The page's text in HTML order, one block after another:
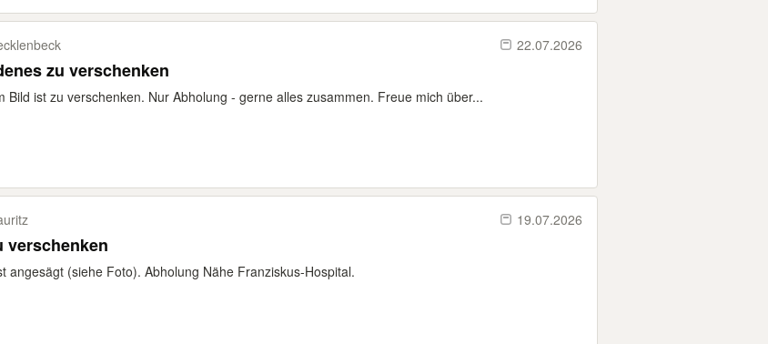
22.07.2026
zu verschenken
Bild ist zu verschenken. Nur Abholung - gerne alles zusammen. Freue mich über...
19.07.2026
verschenken
angesägt (siehe Foto). Abholung Nähe Franziskus-Hospital.